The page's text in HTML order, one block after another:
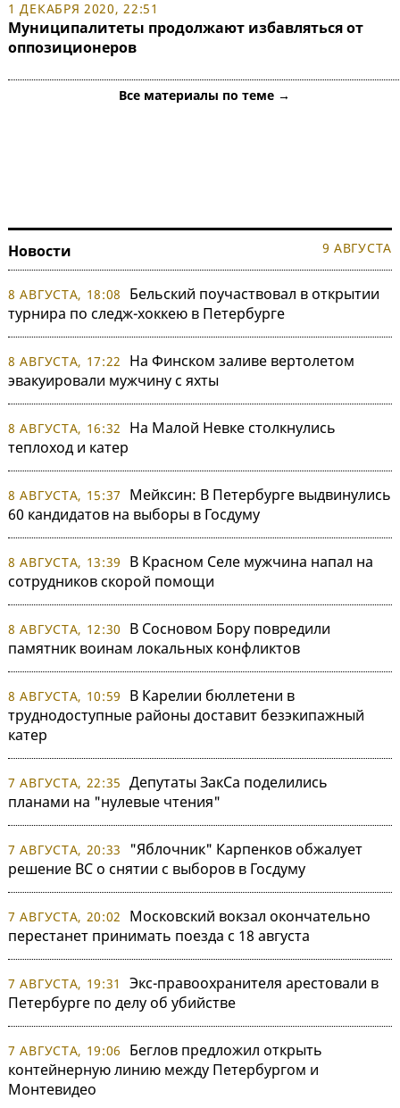
1 ДЕКАБРЯ 2020, 22:51
Муниципалитеты продолжают избавляться от
оппозиционеров
Все материалы по теме →
Новости 9 АВГУСТА
8 АВГУСТА, 18:08
Бельский поучаствовал в открытии
турнира по следж-хоккею в Петербурге
8 АВГУСТА, 17:22
На Финском заливе вертолетом
эвакуировали мужчину с яхты
8 АВГУСТА, 16:32
На Малой Невке столкнулись
теплоход и катер
8 АВГУСТА, 15:37
Мейксин: В Петербурге выдвинулись
60 кандидатов на выборы в Госдуму
8 АВГУСТА, 13:39
В Красном Селе мужчина напал на
сотрудников скорой помощи
8 АВГУСТА, 12:30
В Сосновом Бору повредили
памятник воинам локальных конфликтов
8 АВГУСТА, 10:59
В Карелии бюллетени в
труднодоступные районы доставит безэкипажный
катер
7 АВГУСТА, 22:35 Депутаты ЗакСа поделились
планами на "нулевые чтения"
7 АВГУСТА, 20:33
"Яблочник" Карпенков обжалует
решение ВС о снятии с выборов в Госдуму
7 АВГУСТА, 20:02
Московский вокзал окончательно
перестанет принимать поезда с 18 августа
7 АВГУСТА, 19:31
Экс-правоохранителя арестовали в
Петербурге по делу об убийстве
7 АВГУСТА, 19:06
Беглов предложил открыть
контейнерную линию между Петербургом и
Монтевидео